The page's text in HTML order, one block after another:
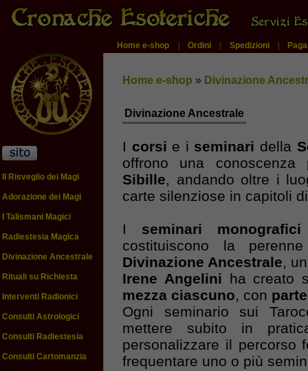
Home e-shop | Ordini | Spedizioni |
Il Risveglio dei Magi
Adorazione dei Magi
I Talismani Magici
Radiestesia Magica
Divinazione Ancestrale
Rituali su Richiesta
Interventi Radionici
Consulti Astrologici
Consulti Radiestesia
Consulti Cartomanzia
Home e-shop » Divinazione
Divinazione Ancestrale
I corsi e i seminari della
offrono una
Sibille, andando oltre i
carte silenziose in capitoli
I seminari monografici
costituiscono la
Divinazione Ancestrale,
Irene Angelini ha creato
mezza ciascuno, con
Ogni seminario sui
mettere subito in
personalizzare il percorso
frequentare uno o più